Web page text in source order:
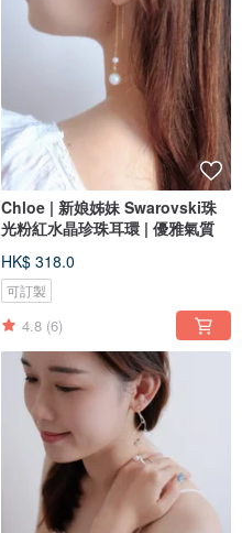
Chloe | 新娘姊妹 Swarovski珠
光粉紅水晶珍珠耳環 | 優雅氣質
HK$ 318.0
可訂製
4.8 (6)